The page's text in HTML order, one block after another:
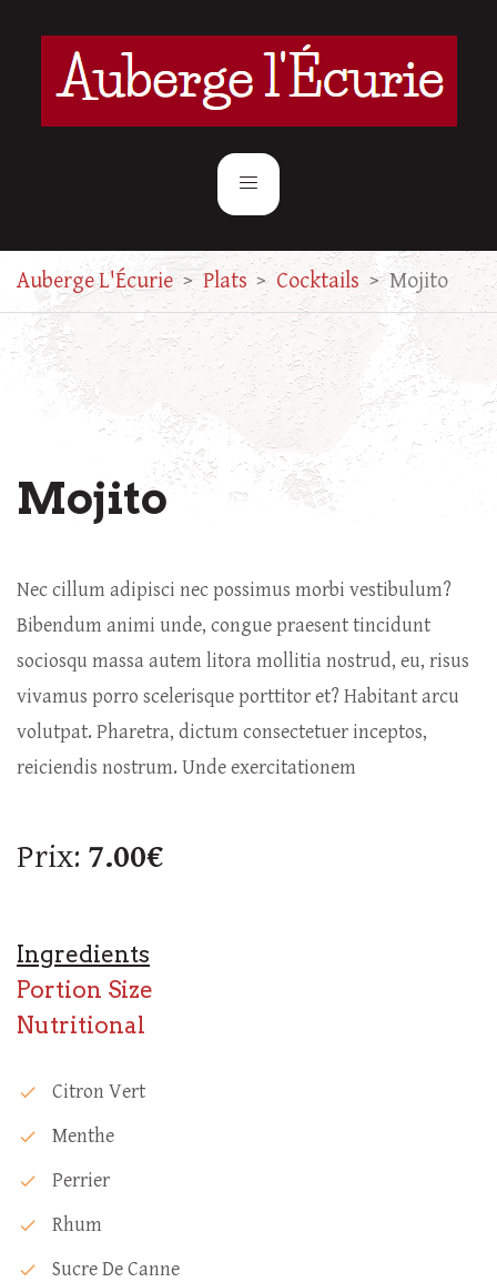
Auberge L'Écurie > Plats > Cocktails > Mojito
Mojito
Nec cillum adipisci nec possimus morbi vestibulum?
Bibendum animi unde, congue praesent tincidunt
sociosqu massa autem litora mollitia nostrud, eu, risus
vivamus porro scelerisque porttitor et? Habitant arcu
volutpat. Pharetra, dictum consectetuer inceptos,
reiciendis nostrum. Unde exercitationem
Prix: 7.00€
Ingredients
Portion Size
Nutritional
check Citron Vert
check Menthe
check Perrier
check Rhum
check Sucre De Canne